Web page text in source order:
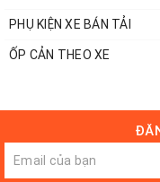
PHỤ KIỆN XE BÁN TẢI
ỐP CẢN THEO XE